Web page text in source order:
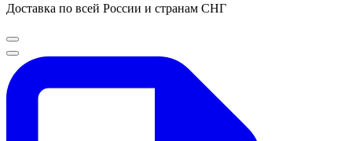
Доставка по всей России и странам СНГ